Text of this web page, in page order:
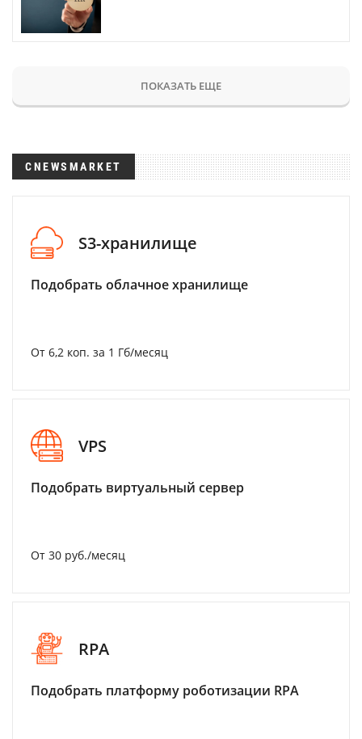
ПОКАЗАТЬ ЕЩЕ
CNEWSMARKET
S3-хранилище
Подобрать облачное хранилище
От 6,2 коп. за 1 Гб/месяц
VPS
Подобрать виртуальный сервер
От 30 руб./месяц
RPA
Подобрать платформу роботизации RPA